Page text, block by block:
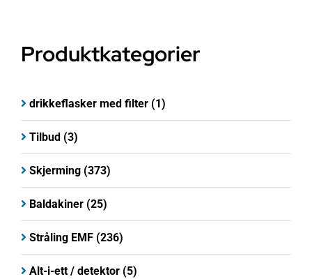
Produktkategorier
drikkeflasker med filter (1)
Tilbud (3)
Skjerming (373)
Baldakiner (25)
Stråling EMF (236)
Alt-i-ett / detektor (5)